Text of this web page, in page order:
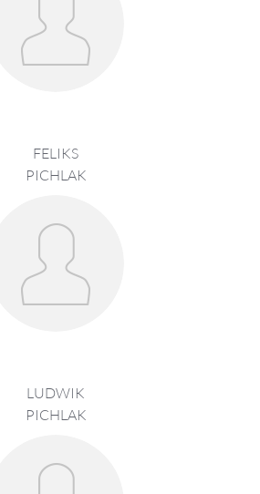
FELIKS
PICHLAK
LUDWIK
PICHLAK